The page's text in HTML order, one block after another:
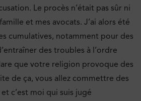
Le procès n’était pas sûr ni
et mes avocats. J’ai alors été
cumulatives, notamment pour des
des troubles à l’ordre
que votre religion provoque des
de ça, vous allez commettre des
c’est moi qui suis jugé